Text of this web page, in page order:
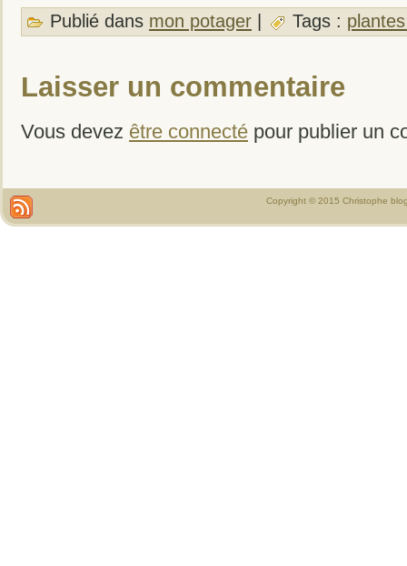
Publié dans mon potager Tags :
Laisser un commentaire
Vous devez être connecté pour publier un
Copyright © 2015 Christophe